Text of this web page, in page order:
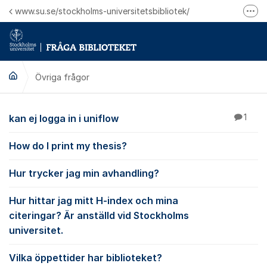
Hoppa till innehåll
www.su.se/stockholms-universitetsbibliotek/
Övriga frågor
Övriga frågor
kan ej logga in i uniflow 1
How do I print my thesis?
Hur trycker jag min avhandling?
Hur hittar jag mitt H-index och mina
citeringar? Är anställd vid Stockholms
universitet.
Vilka öppettider har biblioteket?